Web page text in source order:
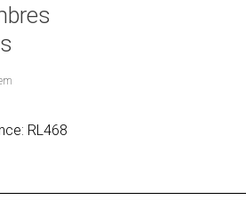
RL468